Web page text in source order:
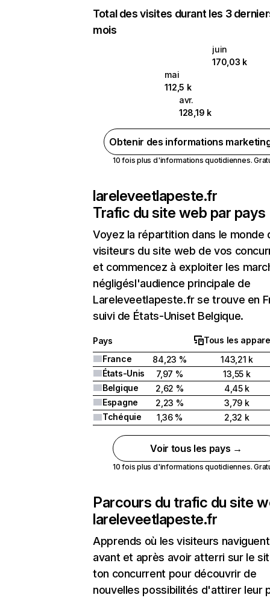
Total des visites durant les 3
mois
juin
170,03 k
mai
112,5 k
avr.
128,19 k
Obtenir des informations
10 fois plus d'informations quotidiennes.
lareleveetlapeste.fr
Trafic du site web par pays
Voyez la répartition dans le monde
visiteurs du site web de vos
et commencez à exploiter les
négligésl'audience principale de
Lareleveetlapeste.fr se trouve en
suivi de États-Uniset Belgique.
Pays
Tous les
France
84,23 %
143,21 k
États-Unis
7,97 %
13,55 k
Belgique
2,62 %
4,45 k
Espagne
2,23 %
3,79 k
Tchéquie
1,36 % 2,32 k
Voir tous les pays →
10 fois plus d'informations quotidiennes.
Parcours du trafic du site
lareleveetlapeste.fr
Apprends où les visiteurs naviguent
avant et après avoir atterri sur le
ton concurrent pour découvrir de
nouvelles possibilités d'attirer leur